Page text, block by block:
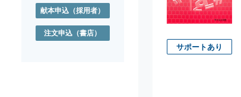
献本申込 （採用者）
注文申込 （書店）
サポートあり